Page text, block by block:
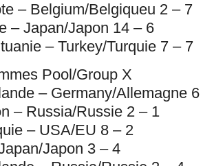
– Belgium/Belgiqueu 2 – 7
– Japan/Japon 14 – 6
– Turkey/Turquie 7 – 7
Pool/Group X
– Germany/Allemagne 6
– Russia/Russie 2 – 1
– USA/EU 8 – 2
Japon 3 – 4